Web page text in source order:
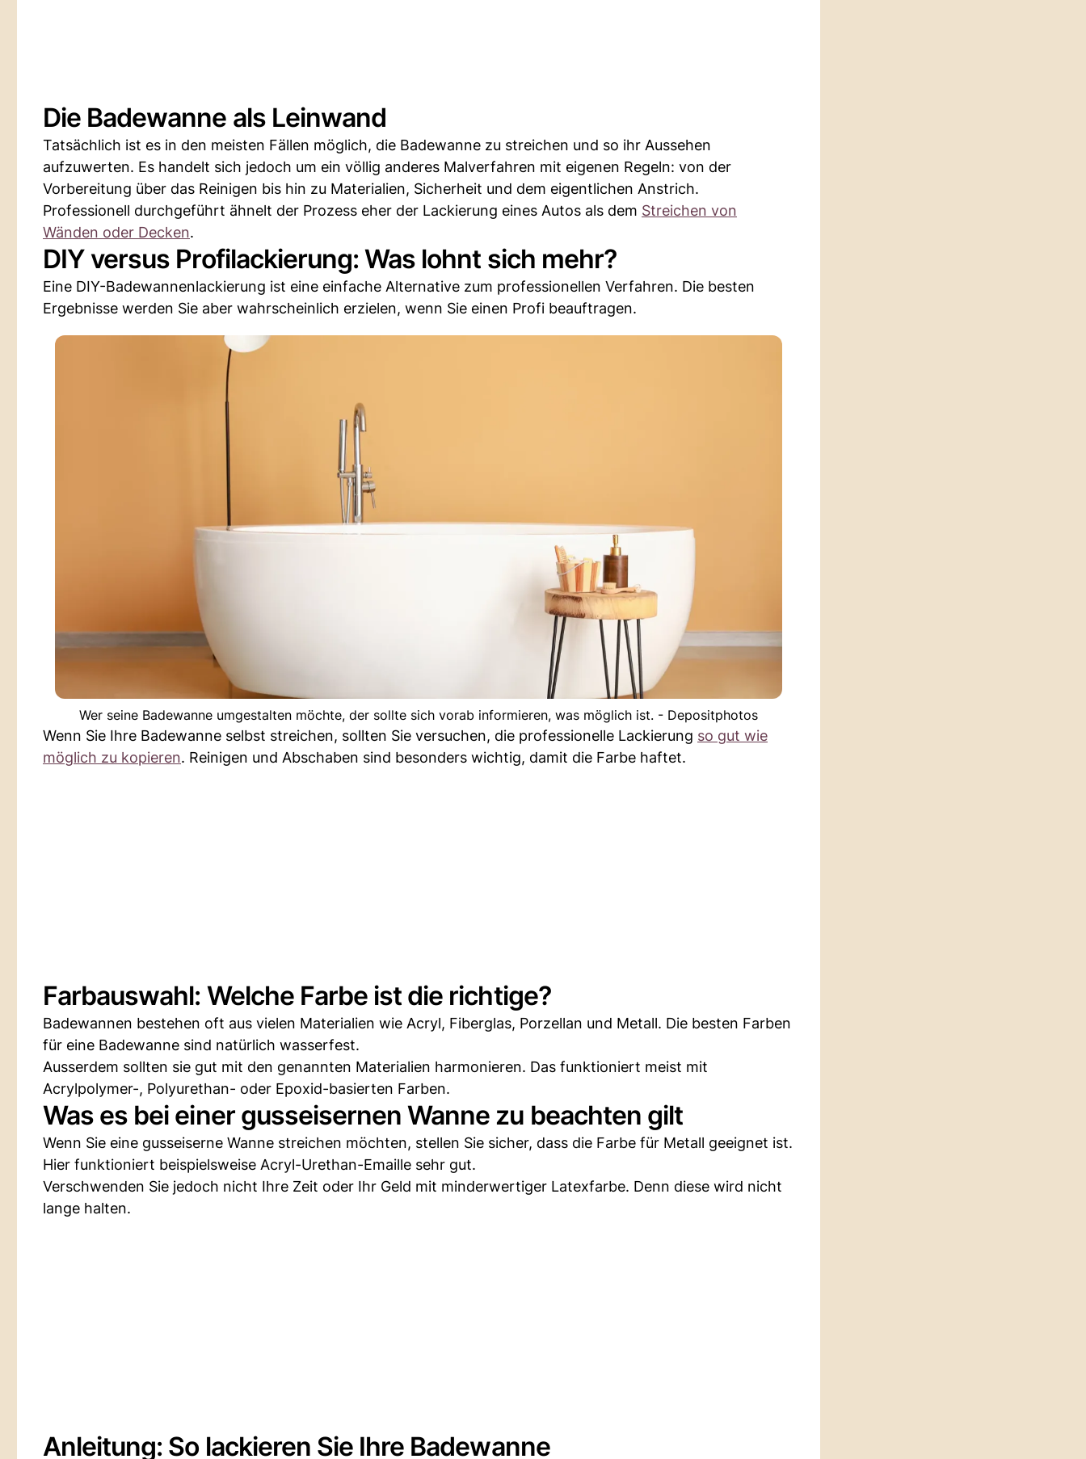
Die Badewanne als Leinwand
Tatsächlich ist es in den meisten Fällen möglich, die Badewanne zu streichen und so ihr Aussehen
aufzuwerten. Es handelt sich jedoch um ein völlig anderes Malverfahren mit eigenen Regeln: von der
Vorbereitung über das Reinigen bis hin zu Materialien, Sicherheit und dem eigentlichen Anstrich.
Professionell durchgeführt ähnelt der Prozess eher der Lackierung eines Autos als dem Streichen von
Wänden oder Decken.
DIY versus Profilackierung: Was lohnt sich mehr?
Eine DIY-Badewannenlackierung ist eine einfache Alternative zum professionellen Verfahren. Die besten
Ergebnisse werden Sie aber wahrscheinlich erzielen, wenn Sie einen Profi beauftragen.
Wer seine Badewanne umgestalten möchte, der sollte sich vorab informieren, was möglich ist. - Depositphotos
Wenn Sie Ihre Badewanne selbst streichen, sollten Sie versuchen, die professionelle Lackierung so gut wie
möglich zu kopieren. Reinigen und Abschaben sind besonders wichtig, damit die Farbe haftet.
Farbauswahl: Welche Farbe ist die richtige?
Badewannen bestehen oft aus vielen Materialien wie Acryl, Fiberglas, Porzellan und Metall. Die besten Farben
für eine Badewanne sind natürlich wasserfest.
Ausserdem sollten sie gut mit den genannten Materialien harmonieren. Das funktioniert meist mit
Acrylpolymer-, Polyurethan- oder Epoxid-basierten Farben.
Was es bei einer gusseisernen Wanne zu beachten gilt
Wenn Sie eine gusseiserne Wanne streichen möchten, stellen Sie sicher, dass die Farbe für Metall geeignet ist.
Hier funktioniert beispielsweise Acryl-Urethan-Emaille sehr gut.
Verschwenden Sie jedoch nicht Ihre Zeit oder Ihr Geld mit minderwertiger Latexfarbe. Denn diese wird nicht
lange halten.
Anleitung: So lackieren Sie Ihre Badewanne